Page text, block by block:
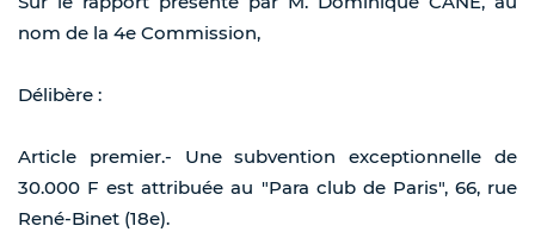
nom de la 4e Commission,
Délibère :
Article premier.- Une subvention exceptionnelle de
30.000 F est attribuée au "Para club de Paris", 66, rue
René-Binet (18e).